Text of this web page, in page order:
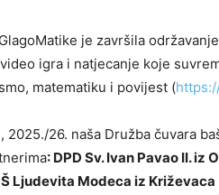
je završila
igra i natjecanje koje
matematiku i povijest (
26. naša Družba čuvara
: DPD Sv. Ivan Pavao II. iz
Ljudevita Modeca iz Križevaca